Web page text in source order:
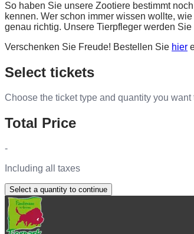
So haben Sie unsere Zootiere bestimmt
kennen. Wer schon immer wissen wollte,
genau richtig. Unsere Tierpfleger werden
Verschenken Sie Freude! Bestellen Sie hier
Select tickets
Choose the ticket type and quantity you want
Total Price
-
Including all taxes
Select a quantity to continue